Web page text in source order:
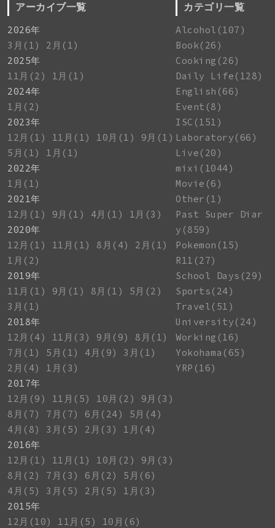
アーカイブ一覧
2026年
3月(1)
2月(1)
2025年
11月(2)
1月(1)
2024年
1月(2)
2023年
12月(1)
11月(1) 10月(1)
9月(1)
5月(1)
1月(1)
2022年
1月(1)
2021年
12月(1)
9月(1) 4月(1)
1月(3)
2020年
12月(1)
11月(1) 8月(4)
2月(1)
1月(2)
2019年
11月(1)
9月(1) 8月(1)
5月(2)
3月(1)
2018年
12月(4)
11月(3) 9月(9)
8月(1)
7月(1)
5月(1) 4月(9)
3月(1)
2月(4)
1月(3)
2017年
12月(9)
11月(5) 10月(2)
9月(3)
8月(7)
7月(7) 6月(24)
5月(4)
4月(8)
3月(5) 2月(3)
1月(4)
2016年
12月(1)
11月(1) 10月(2)
9月(3)
8月(2)
7月(3) 6月(2)
5月(6)
4月(5)
3月(5) 2月(5)
1月(3)
2015年
12月(10)
11月(5)
10月(6)
カテゴリ一覧
Alcohol(107)
Book(26)
Cooking(26)
Daily Life(128)
English(66)
Event(8)
ISC(151)
Laboratory(66)
Live(20)
mixi(1044)
Movie(6)
Other(1)
Past Super Diar
y(859)
Pokemon(15)
R11(27)
School Days(29)
Sports(24)
Travel(51)
University(24)
Working(16)
Yokohama(65)
YRP(16)